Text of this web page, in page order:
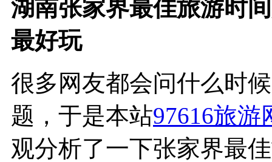
湖南张家界最佳旅游时
最好玩
很多网友都会问什么时
题，于是本站97616旅游
观分析了一下张家界最